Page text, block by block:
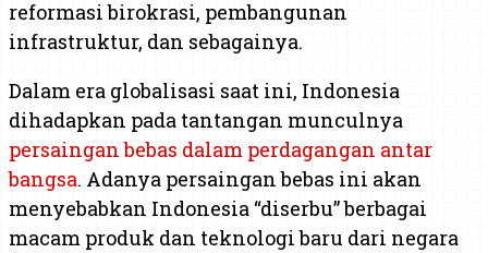
reformasi birokrasi, pembangunan
infrastruktur, dan sebagainya.
Dalam era globalisasi saat ini, Indonesia
dihadapkan pada tantangan munculnya
persaingan bebas dalam perdagangan antar
bangsa. Adanya persaingan bebas ini akan
menyebabkan Indonesia “diserbu” berbagai
macam produk dan teknologi baru dari negara